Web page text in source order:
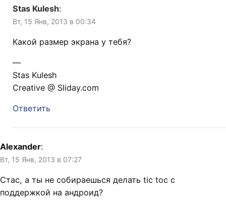
Stas Kulesh:
Вт, 15 Янв, 2013 в 00:34
Какой размер экрана у тебя?
—
Stas Kulesh
Creative @ Sliday.com
Ответить
Alexander:
Вт, 15 Янв, 2013 в 07:27
Стас, а ты не собираешься делать tic toc с
поддержкой на андроид?